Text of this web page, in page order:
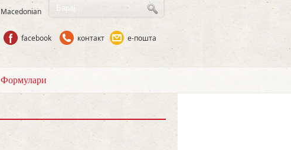
Macedonian
facebook контакт е-пошта
Формулари